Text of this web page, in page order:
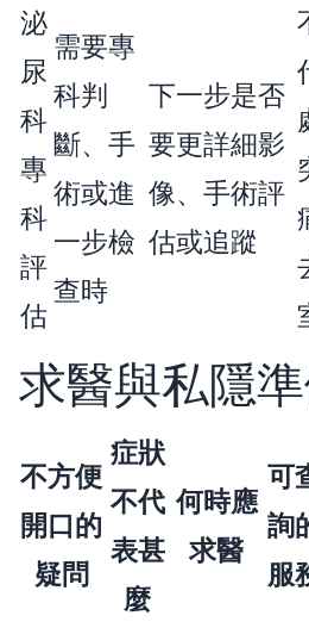
泌
尿
科
專
科
評
估
需要專
科判
斷、手
術或進
一步檢
查時
下一步是否
要更詳細影
像、手術評
估或追蹤
求醫與私隱
不方便
開口的
疑問
症狀
不代
表甚
麼
何時應
求醫
可
詢
服